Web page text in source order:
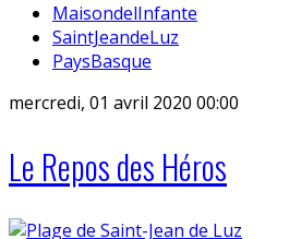
MaisondelInfante
SaintJeandeLuz
PaysBasque
mercredi, 01 avril 2020 00:00
Le Repos des Héros